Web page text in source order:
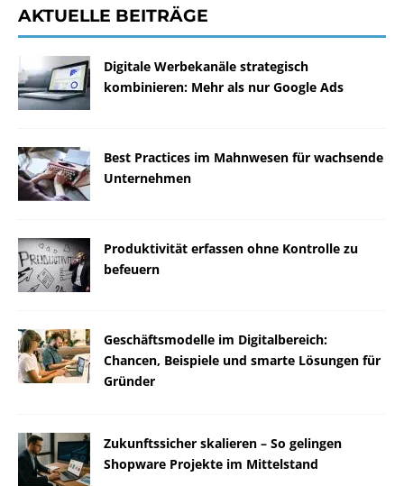
AKTUELLE BEITRÄGE
Digitale Werbekanäle strategisch
kombinieren: Mehr als nur Google Ads
Best Practices im Mahnwesen für wachsende
Unternehmen
Produktivität erfassen ohne Kontrolle zu
befeuern
Geschäftsmodelle im Digitalbereich:
Chancen, Beispiele und smarte Lösungen für
Gründer
Zukunftssicher skalieren – So gelingen
Shopware Projekte im Mittelstand